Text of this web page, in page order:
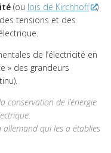
(ou lois de Kirchhoff
)
tensions et des
de l’électricité en
» des grandeurs
conservation de l’énergie
allemand qui les a établies